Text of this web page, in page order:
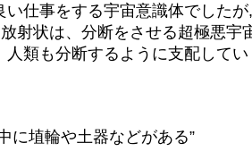
い仕事をする宇宙意識体でしたが,
射状は、分断をさせる超極悪宇
人類も分断するように支配してい
に埴輪や土器などがある”